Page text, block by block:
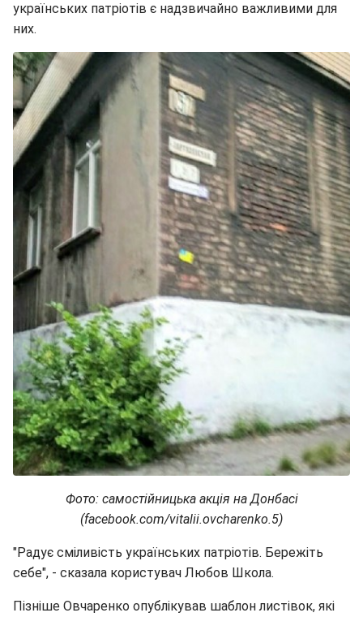
українських патріотів є надзвичайно важливими для
них.
Фото: самостійницька акція на Донбасі
(facebook.com/vitalii.ovcharenko.5)
"Радує сміливість українських патріотів. Бережіть
себе", - сказала користувач Любов Школа.
Пізніше Овчаренко опублікував шаблон листівок, які